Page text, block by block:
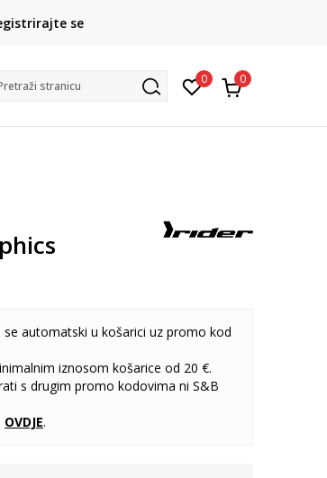
CLICK& COLLECT
preuzimanje u trgovini
se
stranicu 0 0
automatski u košarici uz promo kod
iznosom košarice od 20 €.
s drugim promo kodovima ni S&B
OVDJE.